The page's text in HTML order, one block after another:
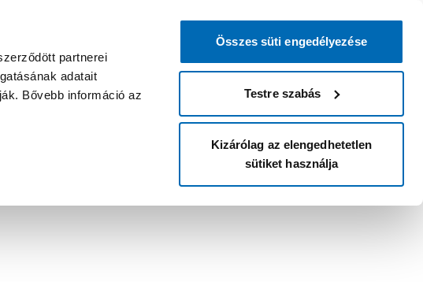
partnerei
adatait
Bővebb információ az
Összes süti engedélyezése
Testre szabás
Kizárólag az elengedhetetlen
sütiket használja